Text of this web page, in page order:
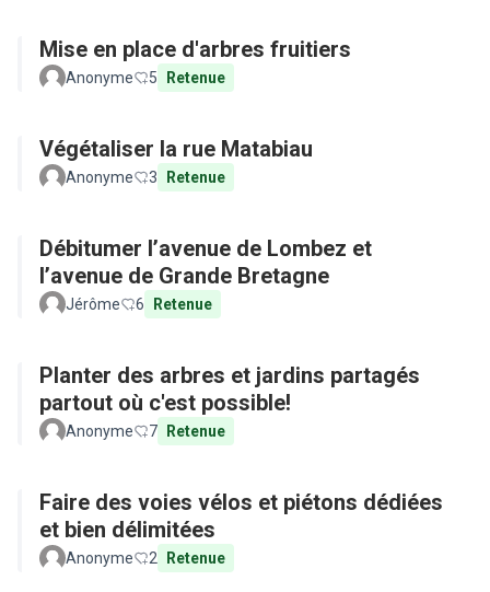
Mise en place d'arbres fruitiers
Anonyme 5 Retenue
Végétaliser la rue Matabiau
Anonyme 3 Retenue
Débitumer l’avenue de Lombez et
l’avenue de Grande Bretagne
Jérôme 6 Retenue
Planter des arbres et jardins partagés
partout où c'est possible!
Anonyme 7 Retenue
Faire des voies vélos et piétons dédiées
et bien délimitées
Anonyme 2 Retenue